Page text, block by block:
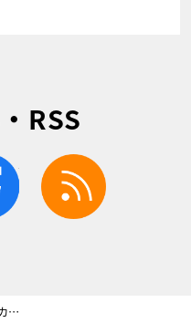
RSS
facebook
錦鯉＆マヂカルラブリーMCの新番組、本日スタート！「性格悪い人が作ったんだろうな…」